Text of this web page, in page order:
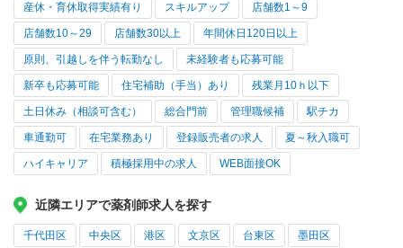
産休・育休取得実績有り スキルアップ 店舗数1～9
店舗数10～29 店舗数30以上 年間休日120日以上
原則、引越しを伴う転勤なし 未経験者も応募可能
新卒も応募可能 住宅補助（手当）あり 残業月10ｈ以下
土日休み（相談可含む） 総合門前 管理職候補 駅チカ
車通勤可 在宅業務あり 登録販売者の求人 夏～秋入職可
ハイキャリア 積極採用中の求人 WEB面接OK
近隣エリアで薬剤師求人を探す
千代田区 中央区 港区 文京区 台東区 墨田区